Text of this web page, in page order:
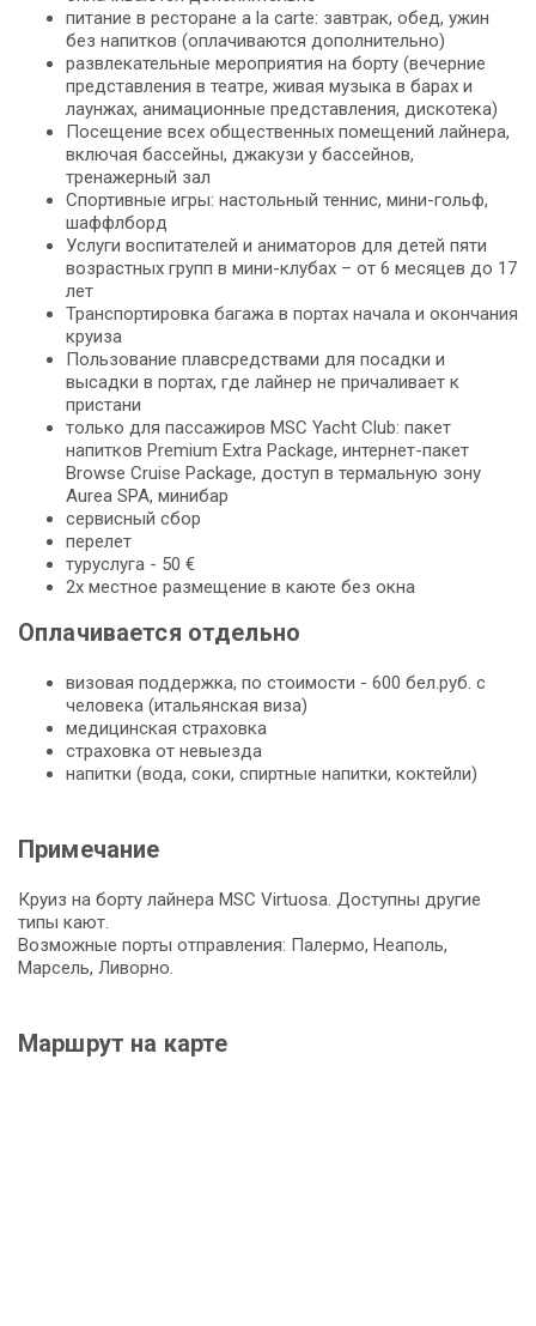
питание в ресторане a la carte: завтрак, обед, ужин
без напитков (оплачиваются дополнительно)
развлекательные мероприятия на борту (вечерние
представления в театре, живая музыка в барах и
лаунжах, анимационные представления, дискотека)
Посещение всех общественных помещений лайнера,
включая бассейны, джакузи у бассейнов,
тренажерный зал
Спортивные игры: настольный теннис, мини-гольф,
шаффлборд
Услуги воспитателей и аниматоров для детей пяти
возрастных групп в мини-клубах – от 6 месяцев до 17
лет
Транспортировка багажа в портах начала и окончания
круиза
Пользование плавсредствами для посадки и
высадки в портах, где лайнер не причаливает к
пристани
только для пассажиров MSC Yacht Club: пакет
напитков Premium Extra Package, интернет-пакет
Browse Cruise Package, доступ в термальную зону
Aurea SPA, минибар
сервисный сбор
перелет
туруслуга - 50 €
2х местное размещение в каюте без окна
Оплачивается отдельно
визовая поддержка, по стоимости - 600 бел.руб. с
человека (итальянская виза)
медицинская страховка
страховка от невыезда
напитки (вода, соки, спиртные напитки, коктейли)
Примечание
Круиз на борту лайнера MSC Virtuosa. Доступны другие
типы кают.
Возможные порты отправления: Палермо, Неаполь,
Марсель, Ливорно.
Маршрут на карте